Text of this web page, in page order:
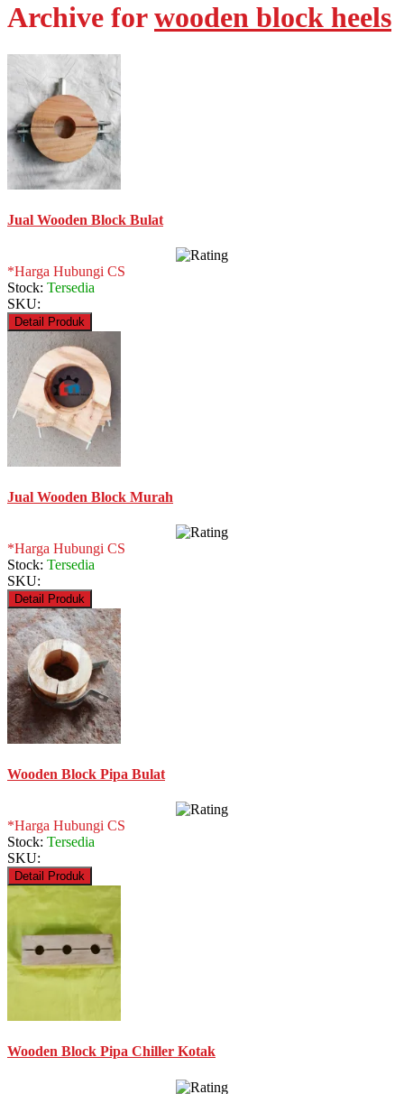
Archive forwooden block heels
Jual Wooden Block Bulat
*Harga Hubungi CS
Stock: Tersedia
SKU:
Detail Produk
Jual Wooden Block Murah
*Harga Hubungi CS
Stock: Tersedia
SKU:
Detail Produk
Wooden Block Pipa Bulat
*Harga Hubungi CS
Stock: Tersedia
SKU:
Detail Produk
Wooden Block Pipa Chiller Kotak